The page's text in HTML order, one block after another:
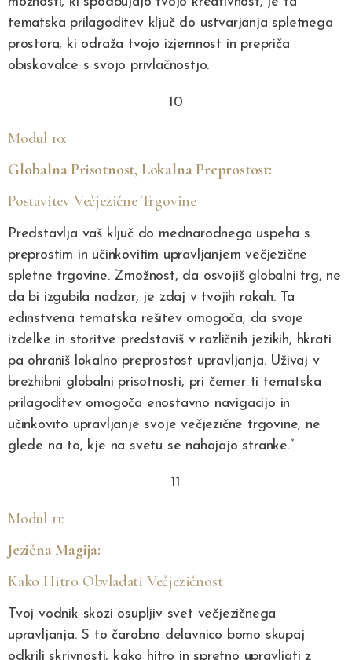
tematska prilagoditev ključ do ustvarjanja spletnega
prostora, ki odraža tvojo izjemnost in prepriča
obiskovalce s svojo privlačnostjo.
10
Modul 10:
Globalna Prisotnost, Lokalna Preprostost:
Postavitev Večjezične Trgovine
Predstavlja vaš ključ do mednarodnega uspeha s
preprostim in učinkovitim upravljanjem večjezične
spletne trgovine. Zmožnost, da osvojiš globalni trg, ne
da bi izgubila nadzor, je zdaj v tvojih rokah. Ta
edinstvena tematska rešitev omogoča, da svoje
izdelke in storitve predstaviš v različnih jezikih, hkrati
pa ohraniš lokalno preprostost upravljanja. Uživaj v
brezhibni globalni prisotnosti, pri čemer ti tematska
prilagoditev omogoča enostavno navigacijo in
učinkovito upravljanje svoje večjezične trgovine, ne
glede na to, kje na svetu se nahajajo stranke.”
11
Modul 11:
Jezična Magija:
Kako Hitro Obvladati Večjezičnost
Tvoj vodnik skozi osupljiv svet večjezičnega
upravljanja. S to čarobno delavnico bomo skupaj
odkrili skrivnosti, kako hitro in spretno upravljati z